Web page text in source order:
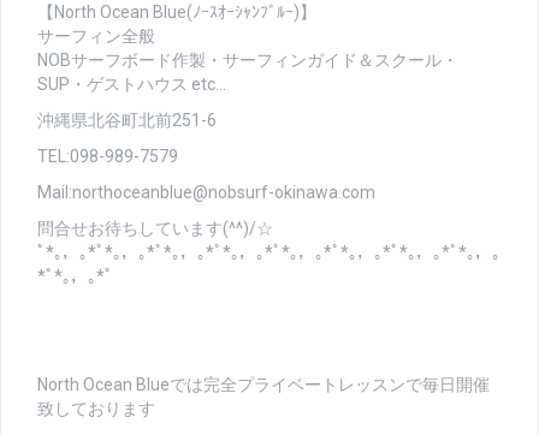
【North Ocean Blue(ﾉｰｽｵｰｼｬﾝﾌﾞﾙｰ)】
サーフィン全般
NOBサーフボード作製・サーフィンガイド＆スクール・
SUP・ゲストハウス etc…
沖縄県北谷町北前251-6
TEL:098-989-7579
Mail:northoceanblue@nobsurf-okinawa.com
問合せお待ちしています(^^)/☆
ﾟ*｡，｡*ﾟ*｡，｡*ﾟ*｡，｡*ﾟ*｡，｡*ﾟ*｡，｡*ﾟ*｡，｡*ﾟ*｡，｡*ﾟ*｡，｡
*ﾟ*｡，｡*ﾟ
North Ocean Blueでは完全プライベートレッスンで毎日開催
致しております